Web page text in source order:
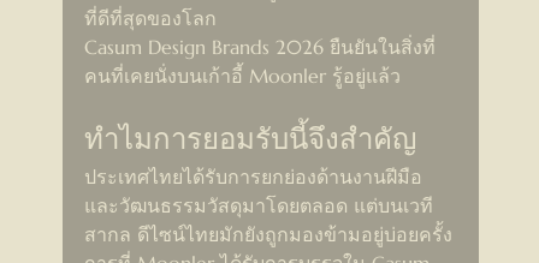
ที่ดีที่สุดของโลก
Casum Design Brands 2026 ยืนยันในสิ่งที่
คนที่เคยนั่งบนเก้าอี้ Moonler รู้อยู่แล้ว
ทำไมการยอมรับนี้จึงสำคัญ
ประเทศไทยได้รับการยกย่องด้านงานฝีมือ
และวัฒนธรรมวัสดุมาโดยตลอด แต่บนเวที
สากล ดีไซน์ไทยมักยังถูกมองข้ามอยู่บ่อยครั้ง